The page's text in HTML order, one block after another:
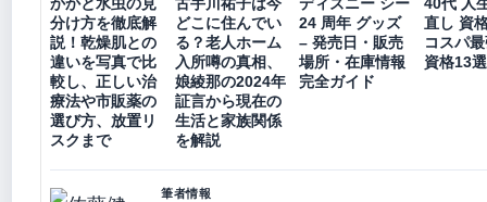
分け方を徹底解
説！乾燥肌との
違いを写真で比
較し、正しい治
療法や市販薬の
選び方、放置リ
スクまで
どこに住んでい
る？老人ホーム
入所噂の真相、
娘綾那の2024年
証言から現在の
生活と家族関係
を解説
24 周年 グッズ
– 発売日・販売
場所・在庫情報
完全ガイド
直し 資
コスパ
資格13選
筆者情報